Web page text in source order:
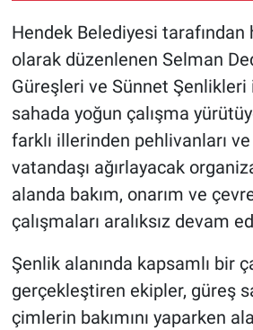
Hendek Belediyesi tarafından
olarak düzenlenen Selman
Güreşleri ve Sünnet
sahada yoğun çalışma
farklı illerinden pehlivanları
vatandaşı ağırlayacak
alanda bakım, onarım ve
çalışmaları aralıksız devam
Şenlik alanında kapsamlı bir
gerçekleştiren ekipler, güreş
çimlerin bakımını yaparken